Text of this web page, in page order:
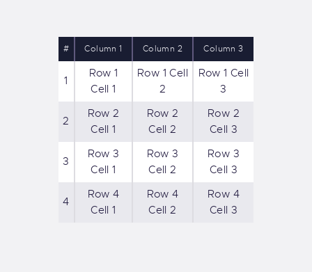
# Column 1 Column 2 Column 3
1
Row 1
Cell 1
Row 1 Cell
2
Row 1 Cell
3
2
Row 2
Cell 1
Row 2
Cell 2
Row 2
Cell 3
3
Row 3
Cell 1
Row 3
Cell 2
Row 3
Cell 3
4
Row 4
Cell 1
Row 4
Cell 2
Row 4
Cell 3